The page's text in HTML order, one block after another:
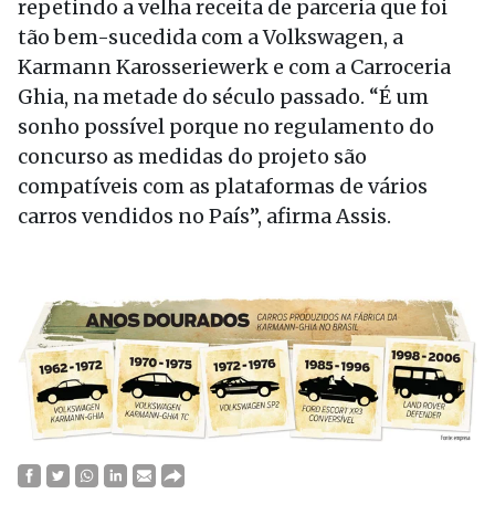
repetindo a velha receita de parceria que foi
tão bem-sucedida com a Volkswagen, a
Karmann Karosseriewerk e com a Carroceria
Ghia, na metade do século passado. “É um
sonho possível porque no regulamento do
concurso as medidas do projeto são
compatíveis com as plataformas de vários
carros vendidos no País”, afirma Assis.